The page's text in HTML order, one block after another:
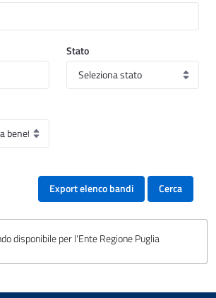
Stato
Export elenco bandi Cerca
disponibile per l'Ente Regione Puglia